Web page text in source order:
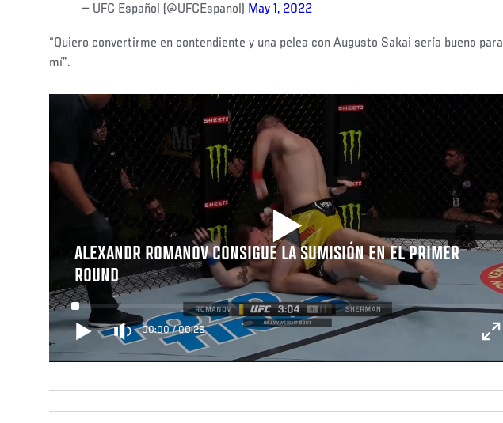
— UFC Español (@UFCEspanol) May 1, 2022
“Quiero convertirme en contendiente y una pelea con Augusto Sakai sería bueno para
mí”.
ALEXANDR ROMANOV CONSIGUE LA SUMISIÓN EN EL PRIMER
ROUND
00:00/00:26